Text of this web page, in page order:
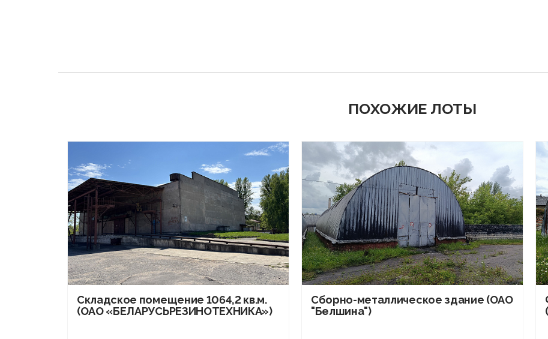
ПОХОЖИЕ ЛОТЫ
Складское помещение 1064,2 кв.м.
(ОАО «БЕЛАРУСЬРЕЗИНОТЕХНИКА»)
Сборно-металлическое здание (ОАО
"Белшина")